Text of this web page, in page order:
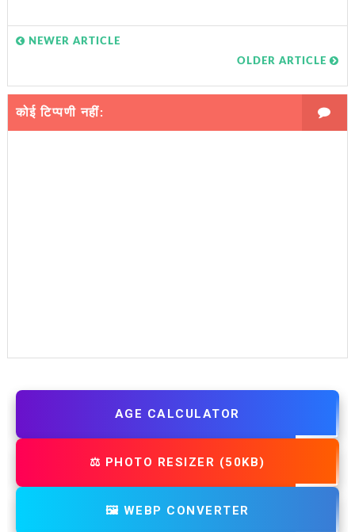
NEWER ARTICLE
OLDER ARTICLE
कोई टिप्पणी नहीं:
AGE CALCULATOR
⚖️ PHOTO RESIZER (50KB)
🖼️ WEBP CONVERTER